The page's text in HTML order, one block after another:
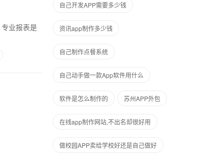
自己开发APP需要多少钱
资讯app制作多少钱
自己制作点餐系统
自己动手做一款App软件用什么
软件是怎么制作的 苏州APP外包
在线app制作网站,不出名却很好用
做校园APP卖给学校好还是自己做好